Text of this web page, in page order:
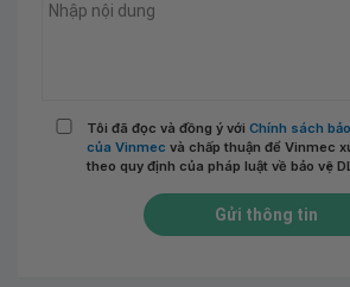
Tôi đã đọc và đồng ý với Chính sách
của Vinmec và chấp thuận để Vinmec
theo quy định của pháp luật về bảo vệ
Gửi thông tin